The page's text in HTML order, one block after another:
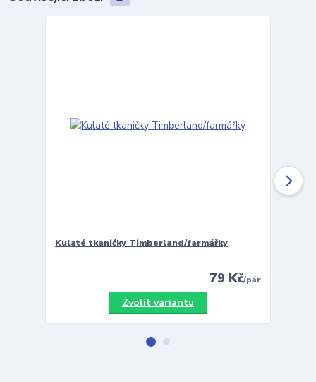
Kulaté tkaničky Timberland/farmářky
79 Kč/pár
Zvolit variantu